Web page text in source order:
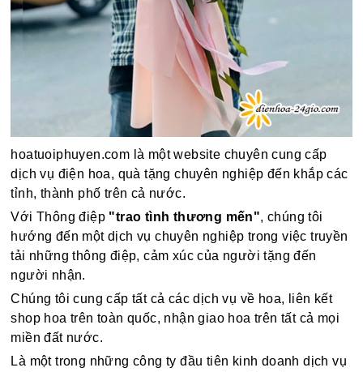
hoatuoiphuyen.com là một website chuyên cung cấp
dịch vụ điện hoa, quà tặng chuyên nghiệp đến khắp các
tỉnh, thành phố trên cả nước.
Với Thông điệp "trao tình thương mến", chúng tôi
hướng đến một dịch vụ chuyên nghiệp trong việc truyền
tải những thông điệp, cảm xúc của người tặng đến
người nhận.
Chúng tôi cung cấp tất cả các dịch vụ về hoa, liên kết
shop hoa trên toàn quốc, nhận giao hoa trên tất cả mọi
miền đất nước.
Là một trong những công ty đầu tiên kinh doanh dịch vụ